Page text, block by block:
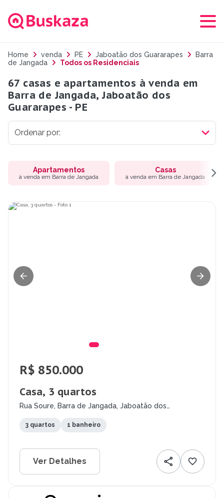
Home venda PE Jaboatão dos Guararapes
Barra
de Jangada
Todos os Residenciais
67 casas e apartamentos à venda em
Barra de Jangada, Jaboatão dos
Guararapes - PE
Apartamentos
à venda em Barra de Jangada
Casas
à venda em Barra de Jangada
R$ 850.000
Casa, 3 quartos
Rua Soure, Barra de Jangada, Jaboatão dos
3 quartos 1 banheiro
Ver Detalhes